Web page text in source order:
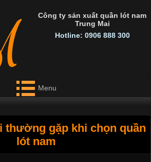
Công ty sản xuất quần lót nam
Trung Mai
Hotline: 0906 888 300
Menu
thường gặp khi chọn quần
lót nam